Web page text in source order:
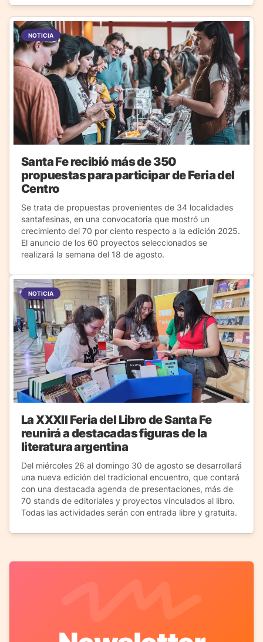
NOTICIA
Santa Fe recibió más de 350
propuestas para participar de Feria del
Centro
Se trata de propuestas provenientes de 34 localidades
santafesinas, en una convocatoria que mostró un
crecimiento del 70 por ciento respecto a la edición 2025.
El anuncio de los 60 proyectos seleccionados se
realizará la semana del 18 de agosto.
NOTICIA
La XXXII Feria del Libro de Santa Fe
reunirá a destacadas figuras de la
literatura argentina
Del miércoles 26 al domingo 30 de agosto se desarrollará
una nueva edición del tradicional encuentro, que contará
con una destacada agenda de presentaciones, más de
70 stands de editoriales y proyectos vinculados al libro.
Todas las actividades serán con entrada libre y gratuita.